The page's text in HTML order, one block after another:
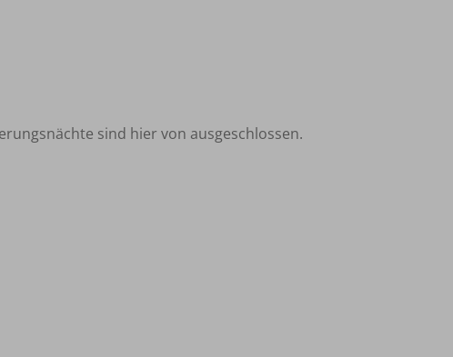
sind hier von ausgeschlossen.